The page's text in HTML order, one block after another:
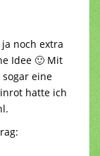
noch extra
Idee 🙂 Mit
eine
hatte ich